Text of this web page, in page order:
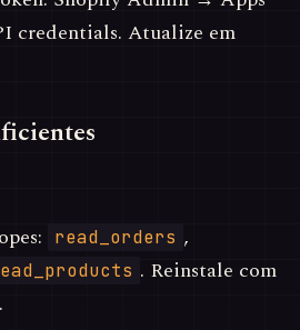
Atualize em
read_orders ,
. Reinstale com